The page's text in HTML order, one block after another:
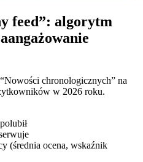
feed”: algorytm
chronologicznych” na
w 2026 roku.
(średnia ocena, wskaźnik